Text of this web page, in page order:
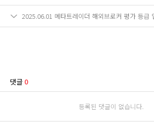
2025.06.01 메타트레이더 해외브로커 평가 등급
댓글 0
등록된 댓글이 없습니다.